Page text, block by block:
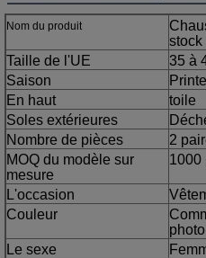
Nom du produit
stock
Taille de l'UE
35 à
Saison
En haut
toile
Soles extérieures
Nombre de pièces
2
MOQ du modèle sur
mesure
1000
L'occasion
Couleur
photo
Le sexe